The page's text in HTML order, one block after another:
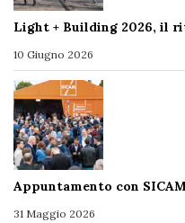
Light + Building 2026, il
10 Giugno 2026
Appuntamento con
31 Maggio 2026